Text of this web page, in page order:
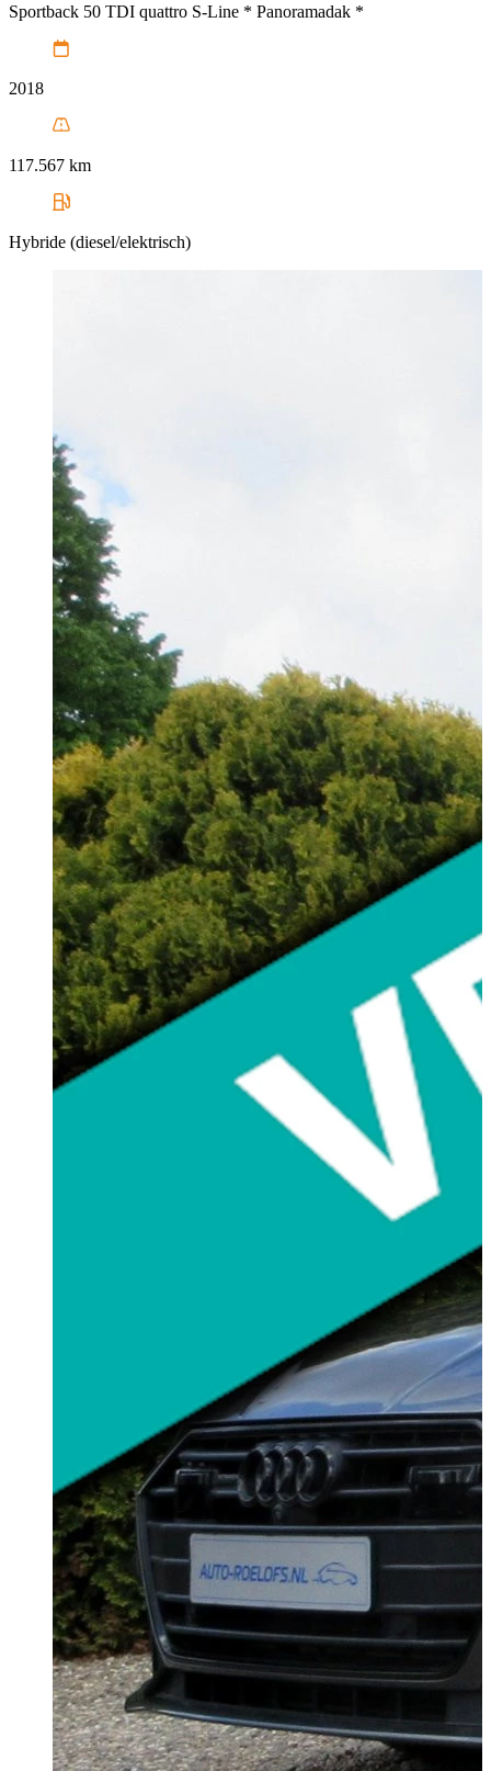
Sportback 50 TDI quattro S-Line * Panoramadak *
2018
117.567 km
Hybride (diesel/elektrisch)